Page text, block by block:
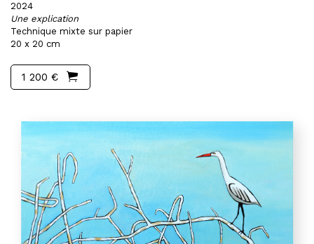
2024
Une explication
Technique mixte sur papier
20 x 20 cm
1 200 €